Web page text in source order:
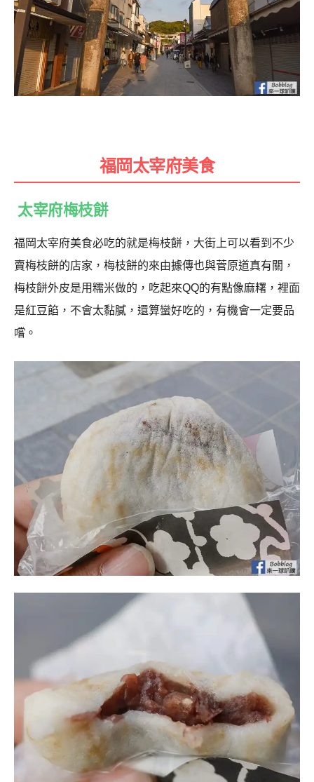
福岡太宰府美食
太宰府梅枝餅
福岡太宰府美食必吃的就是梅枝餅，大街上可以看到不少
賣梅枝餅的店家，梅枝餅的來由據傳也與菅原道真有關，
梅枝餅外皮是用糯米做的，吃起來QQ的有點像麻糬，裡面
是紅豆餡，不會太黏膩，還算蠻好吃的，有機會一定要品
嚐。